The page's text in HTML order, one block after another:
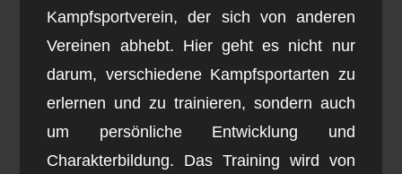
Kampfsportverein, der sich von anderen
Vereinen abhebt. Hier geht es nicht nur
darum, verschiedene Kampfsportarten zu
erlernen und zu trainieren, sondern auch
um persönliche Entwicklung und
Charakterbildung. Das Training wird von